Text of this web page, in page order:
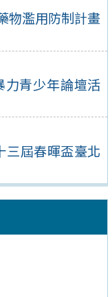
物濫用防制計畫
力青少年論壇活
三屆春暉盃臺北